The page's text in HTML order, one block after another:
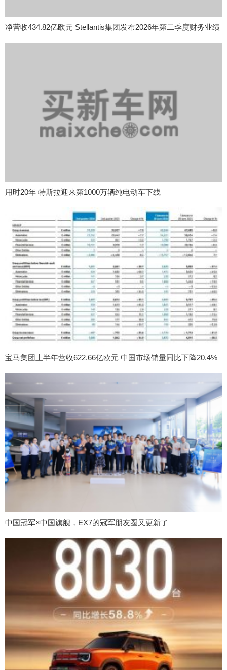
净营收434.82亿欧元 Stellantis集团发布2026年第二季度财务业绩
用时20年 特斯拉迎来第1000万辆纯电动车下线
宝马集团上半年营收622.66亿欧元 中国市场销量同比下降20.4%
中国冠军×中国旗舰，EX7的冠军朋友圈又更新了